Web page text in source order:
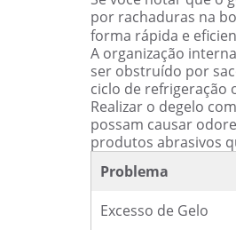
por rachaduras na
forma rápida e
A organização
ser obstruído por
ciclo de refrigeração
Realizar o degelo
possam causar
produtos abrasivos
Problema
Excesso de Gelo